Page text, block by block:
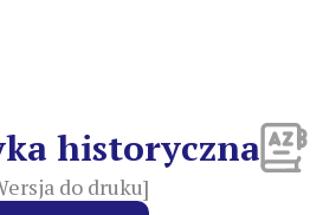
historyczna
do druku]